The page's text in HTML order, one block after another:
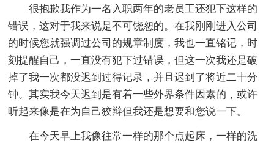
很抱歉我作为一名入职两年的老员工还犯下这样的
错误，这对于我来说是不可饶恕的。在我刚刚进入公司
的时候您就强调过公司的规章制度，我也一直铭记，时
刻提醒自己，一直没有犯下过错误，但这一次我还是破
掉了我一次都没迟到过得记录，并且迟到了将近二十分
钟。其实我今天迟到是有着一些外界条件因素的，或许
听起来像是在为自己狡辩但我还是想要和您说一下。
在今天早上我像往常一样的那个点起床，一样的洗